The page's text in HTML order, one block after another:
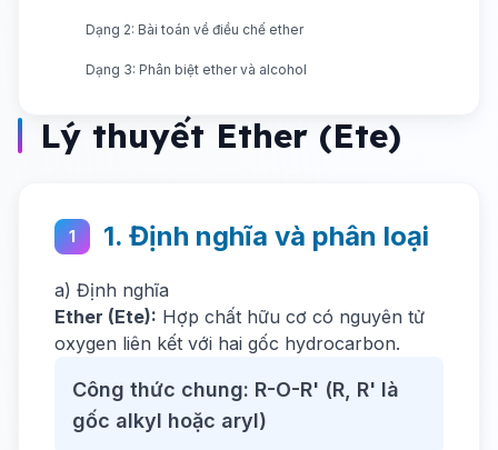
Dạng 2: Bài toán về điều chế ether
Dạng 3: Phân biệt ether và alcohol
Lý thuyết Ether (Ete)
1 1. Định nghĩa và phân loại
a) Định nghĩa
Ether (Ete): Hợp chất hữu cơ có nguyên tử
oxygen liên kết với hai gốc hydrocarbon.
Công thức chung: R-O-R' (R, R' là
gốc alkyl hoặc aryl)